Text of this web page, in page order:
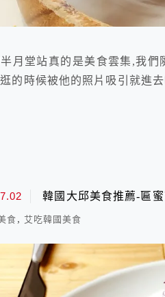
月堂站真的是美食雲集,我
的時候被他的照片吸引就進
韓國大邱美食推薦-匾
食 , 艾吃韓國美食